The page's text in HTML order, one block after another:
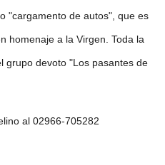
"cargamento de autos", que es
homenaje a la Virgen. Toda la
grupo devoto "Los pasantes de
al 02966-705282